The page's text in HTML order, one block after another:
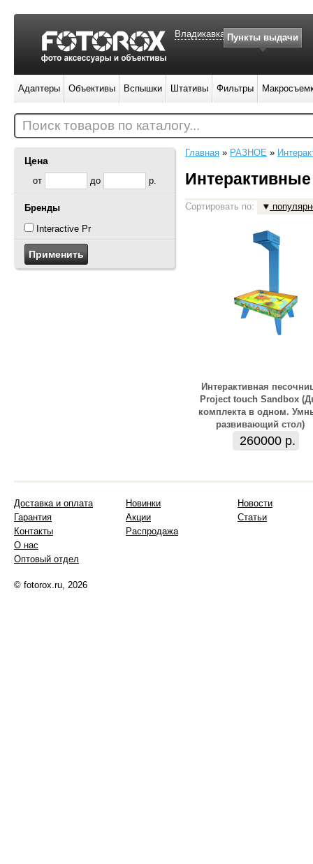
Цена
от до р.
Бренды
Interactive Project
Главная » РАЗНОЕ »
Сортировать по:
Интерактивная
Project touch Sandbox
комплекта в одном.
развивающий стол)
260000 р.
ВладикавказПункты выдачи
Адаптеры Объективы Вспышки Штативы Фильтры
Поиск товаров по каталогу...
Доставка и оплата
Гарантия
Контакты
О нас
Оптовый отдел
Новинки
Акции
Распродажа
Новости
Статьи
© fotorox.ru, 2026